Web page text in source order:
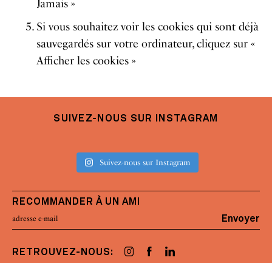
Jamais »
Si vous souhaitez voir les cookies qui sont déjà
sauvegardés sur votre ordinateur, cliquez sur «
Afficher les cookies »
SUIVEZ-NOUS SUR INSTAGRAM
Suivez-nous sur Instagram
RECOMMANDER À UN AMI
Envoyer
RETROUVEZ-NOUS: